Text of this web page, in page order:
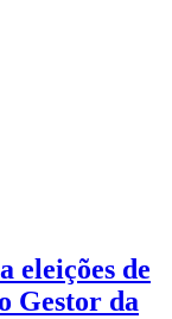
eleições de
Gestor da